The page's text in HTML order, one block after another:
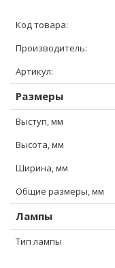
Код товара:
Производитель:
Артикул:
Размеры
Выступ, мм
Высота, мм
Ширина, мм
Общие размеры, мм
Лампы
Тип лампы